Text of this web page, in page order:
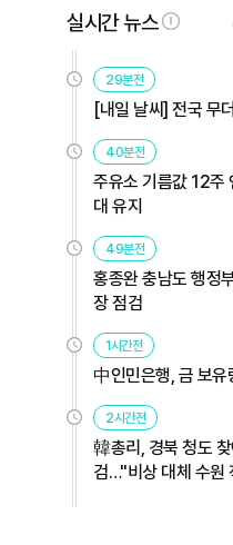
실시간 뉴스
29분전
[내일 날씨] 전국 무
40분전
주유소 기름값 12
대 유지
49분전
홍종완 충남도 행정
장 점검
1시간전
中인민은행, 금 보유
2시간전
韓총리, 경북 청도
검…"비상 대체 수원